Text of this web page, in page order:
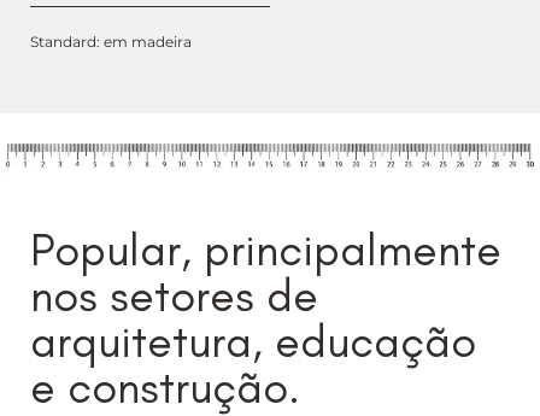
Standard: em madeira
Popular, principalmente
nos setores de
arquitetura, educação
e construção.